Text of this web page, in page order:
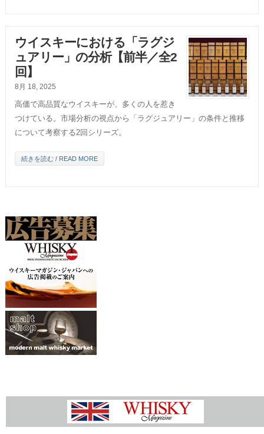
ウイスキーにおける「ラグジ
ュアリー」の分析【前半／全2
回】
8月 18, 2025
高価で高品質なウイスキーが、多くの人を惹き
つけている。市場分析の視点から「ラグジュアリー」の条件と推移
について考察する2回シリーズ。
続きを読む / READ MORE